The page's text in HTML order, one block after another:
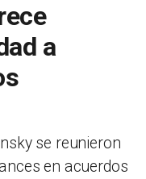
a
se reunieron
en acuerdos